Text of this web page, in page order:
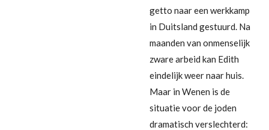
getto naar een werkkamp
in Duitsland gestuurd. Na
maanden van onmenselijk
zware arbeid kan Edith
eindelijk weer naar huis.
Maar in Wenen is de
situatie voor de joden
dramatisch verslechterd: